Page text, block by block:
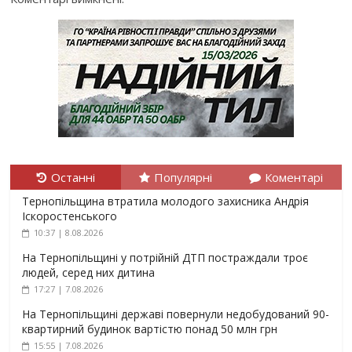
Останні Популярні Коментарі
Тернопільщина втратила молодого захисника Андрія
Іскоростенського
10:37 | 8.08.2026
На Тернопільщині у потрійній ДТП постраждали троє
людей, серед них дитина
17:27 | 7.08.2026
На Тернопільщині державі повернули недобудований 90-
квартирний будинок вартістю понад 50 млн грн
15:55 | 7.08.2026